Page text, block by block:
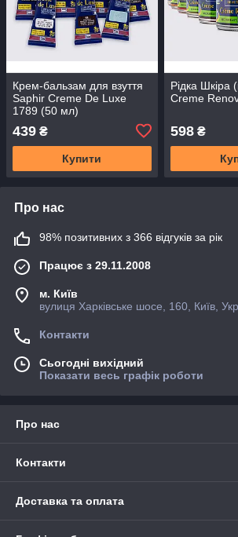
Крем-бальзам для взуття
Saphir Creme De Luxe
1789 (50 мл)
439 ₴
Купити
Рідка Шкіра
Creme
598₴
Про нас
98% позитивних з 366 відгуків за рік
Працює з 29.11.2008
м. Київ
вулиця Харківське шосе, 160, Київ,
Контакти
Сьогодні вихідний
Показати весь графік роботи
Про нас
Контакти
Доставка та оплата